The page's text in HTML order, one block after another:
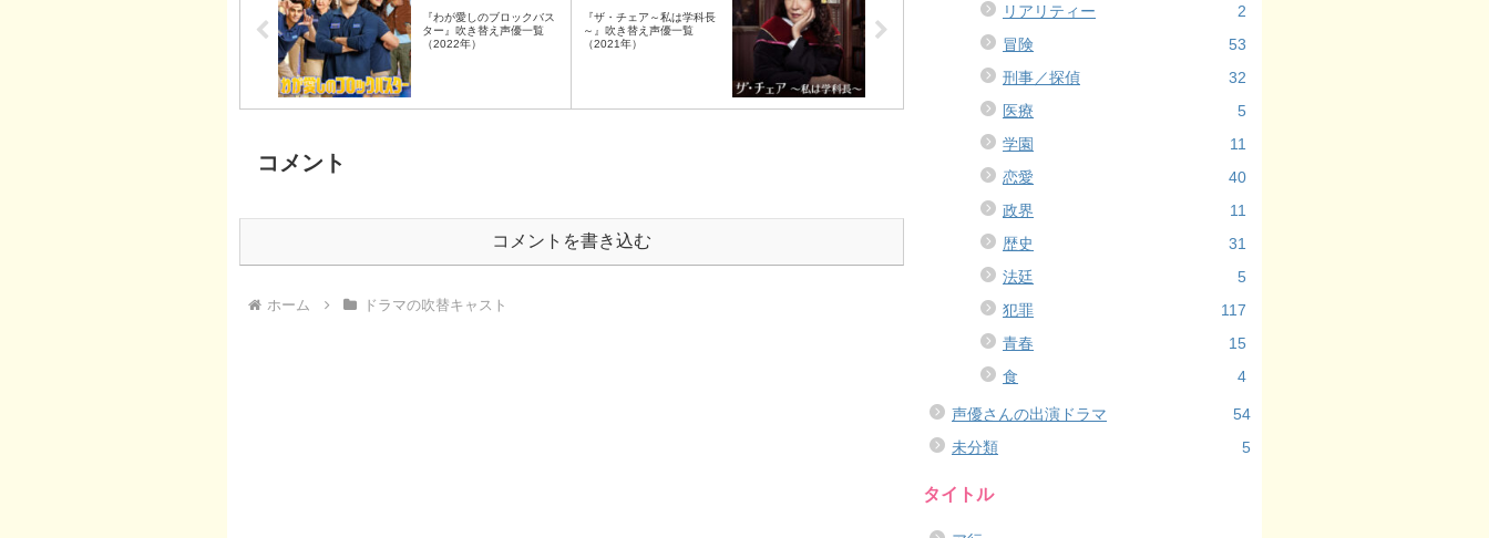
『わが愛しのブロックバス
ター』吹き替え声優一覧
（2022年）
『ザ・チェア～私は学科長
～』吹き替え声優一覧
（2021年）
コメント
コメントを書き込む
ホーム ドラマの吹替キャスト
リアリティー
2
冒険
53
刑事／探偵
32
医療
5
学園
11
恋愛
40
政界
11
歴史
31
法廷
5
犯罪
117
青春
15
食
4
声優さんの出演ドラマ
54
未分類
5
タイトル